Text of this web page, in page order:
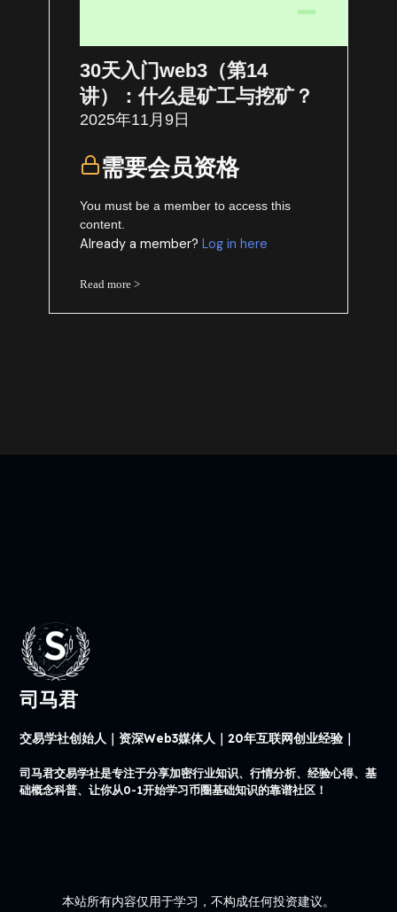
30天入门web3（第14
讲）：什么是矿工与挖矿？
2025年11月9日
需要会员资格
You must be a member to access this
content.
Already a member?Log in here
Read more >
司马君
交易学社创始人｜资深Web3媒体人｜20年互联网创业经验｜
司马君交易学社是专注于分享加密行业知识、行情分析、经验心得、基
础概念科普、让你从0-1开始学习币圈基础知识的靠谱社区！
本站所有内容仅用于学习，不构成任何投资建议。